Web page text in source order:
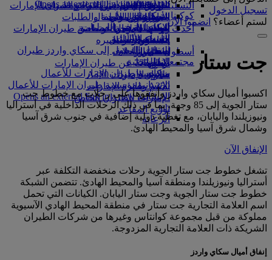
تناول الطعام في الدرجة السياحية
الممتازة
وجبات الدرجة السياحية
المشروبات
أسطول طائراتنا
بوينج 777
طائرة الإمارات A380
A350 طائرة الإمارات
الإمارات للطيران الخاص
توزيع المقاعد
السوق الحرة
متجرنا الرسمي
التسلية للأطفال
الترفيه عن الأطفال
ألعاب الأطفال
أنشطة للأطفال
in a new tab
كوكبنا
الاستدامة في العمليات
السياسة البيئية
التقارير البيئية
مجتمعاتنا المحلية
مؤسسة طيران الإمارات للأعمال
الإنسانيةمؤسسة طيران الإمارات للأعمال
الإنسانية Opens an external link in a new
tab
الرعاية
الرحلات إلى دبي
القاهرة إلى دبي
أحدث الوجهات
هلسنكي
هانغتشو
دا نانغ
شنزان
سييم ريب
Opens an external link in a new tab
شركاؤنا
سكاي واردز رايل
حاسبة الأميال
تسجيل الدخول إلى سكاي واردز طيران
الإمارات
سكاي واردز+
السفر لأصحاب الهمم مع طيران الإمارات
المساعدة الخاصة والطلبات
تجربتكم على متن الطائرة
الأدوات والموارد
الهاتف المتحرك وتطبيق طيران الإمارات
إلغاء حجز أو تغييره
تعطل الرحلات
معلومات عن طيران الإمارات
تسجيل الدخول
لستم أعضاء؟ انضموا الآن
جت ستار
اكسبوا أميال سكاي واردز وأنفقوها على رحلات مع خطوط جت
ستار الجوية إلى 85 وجهة، بما في ذلك الرحلات الداخلية في أستراليا
ونيوزيلندا واليابان، مع تغطية دولية إضافية في جنوب شرق آسيا
وشمال شرق آسيا والمحيط الهادئ.
الإنفاق الآن
تشغل خطوط جت ستار الجوية رحلات منخفضة التكلفة عبر
أستراليا ونيوزيلندا ومنطقة آسيا والمحيط الهادئ. تتضمن الشبكة
خطوط جت ستار الجوية وجت ستار اليابان. الكيانات التي تحمل
اسم العلامة التجارية جت ستار في منطقة المحيط الهادي الآسيوية
مملوكة من قبل مجموعة كوانتاس وغيرها من شركات الطيران
الشريكة ذات العلامة التجارية المزدوجة.
إنفاق أميال سكاي واردز